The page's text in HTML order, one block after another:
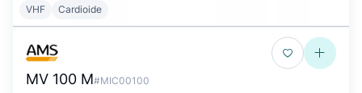
VHF Cardioide
MV 100 M#MIC00100